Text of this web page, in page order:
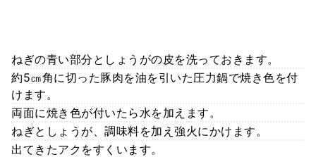
ねぎの青い部分としょうがの皮を洗っておきます。
約5㎝角に切った豚肉を油を引いた圧力鍋で焼き色を付
けます。
両面に焼き色が付いたら水を加えます。
ねぎとしょうが、調味料を加え強火にかけます。
出てきたアクをすくいます。